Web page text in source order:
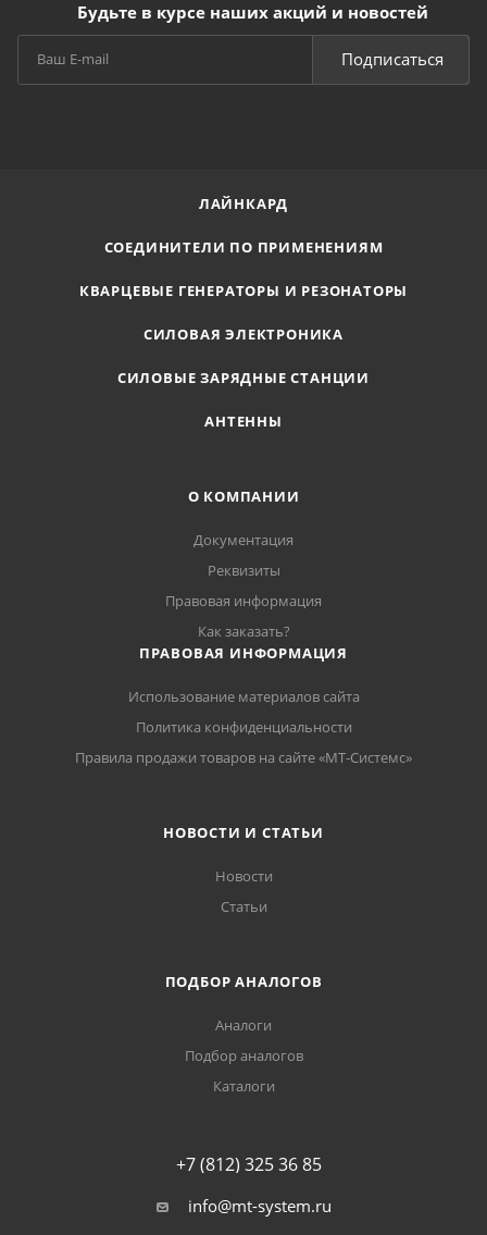
Будьте в курсе наших акций и новостей
Подписаться
ЛАЙНКАРД
СОЕДИНИТЕЛИ ПО ПРИМЕНЕНИЯМ
КВАРЦЕВЫЕ ГЕНЕРАТОРЫ И РЕЗОНАТОРЫ
СИЛОВАЯ ЭЛЕКТРОНИКА
СИЛОВЫЕ ЗАРЯДНЫЕ СТАНЦИИ
АНТЕННЫ
О КОМПАНИИ
Документация
Реквизиты
Правовая информация
Как заказать?
ПРАВОВАЯ ИНФОРМАЦИЯ
Использование материалов сайта
Политика конфиденциальности
Правила продажи товаров на сайте «МТ-Системс»
НОВОСТИ И СТАТЬИ
Новости
Статьи
ПОДБОР АНАЛОГОВ
Аналоги
Подбор аналогов
Каталоги
+7 (812) 325 36 85
info@mt-system.ru